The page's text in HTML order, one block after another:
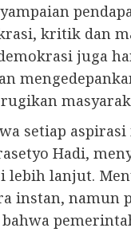
kritik dan
juga
setiap
Hadi,
lebih lanjut.
instan,